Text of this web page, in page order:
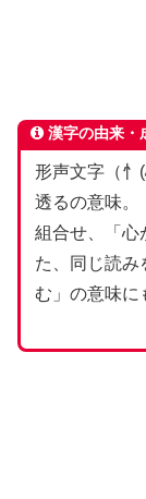
漢字の由来・
形声文字（忄
透るの意味。
組合せ、「心
た、同じ読み
む」の意味に